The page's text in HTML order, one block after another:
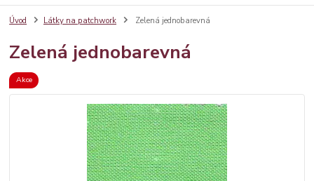
Úvod Látky na patchwork Zelená jednobarevná
Zelená jednobarevná
Akce